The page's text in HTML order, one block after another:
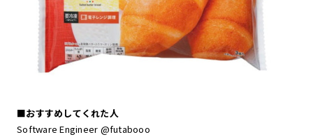
■おすすめしてくれた人
Software Engineer @futabooo